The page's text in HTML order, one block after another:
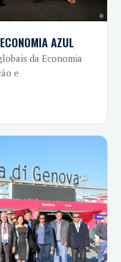
AZUL
da Economia
e